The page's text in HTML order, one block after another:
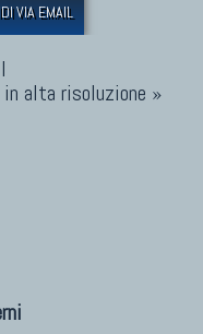
alta risoluzione »